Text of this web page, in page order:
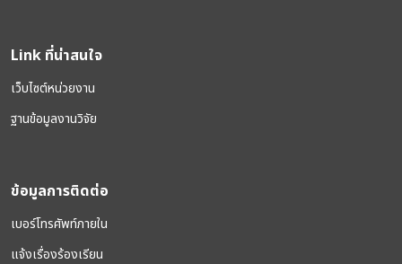
Link ที่น่าสนใจ
เว็บไซต์หน่วยงาน
ฐานข้อมูลงานวิจัย
ข้อมูลการติดต่อ
เบอร์โทรศัพท์ภายใน
แจ้งเรื่องร้องเรียน